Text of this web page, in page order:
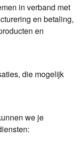
in verband met
en betaling,
en
die mogelijk
we je